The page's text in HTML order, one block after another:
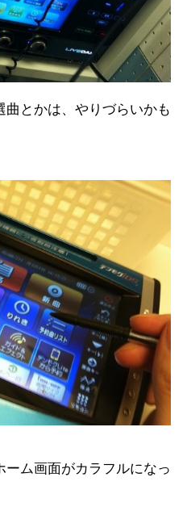
曲とかは、やりづらいかも
ム画面がカラフルになっ